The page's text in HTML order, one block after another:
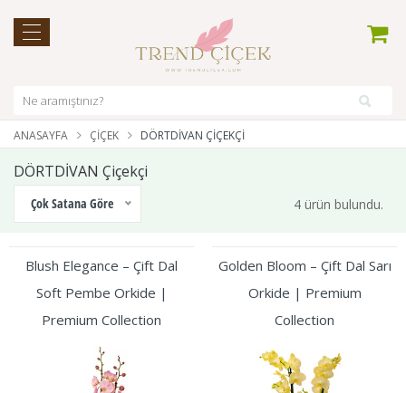
ANASAYFA ÇIÇEK DÖRTDİVAN ÇIÇEKÇI
DÖRTDİVAN Çiçekçi
Çok Satana Göre 4 ürün bulundu.
Blush Elegance – Çift Dal
Soft Pembe Orkide |
Premium Collection
Golden Bloom – Çift Dal Sarı
Orkide | Premium
Collection